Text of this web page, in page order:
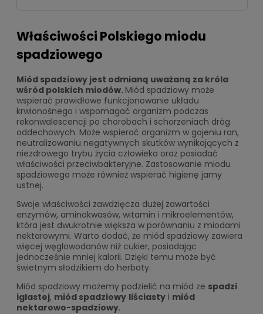
Właściwości Polskiego miodu
spadziowego
Miód spadziowy jest odmianą uważaną za króla
wśród polskich miodów. Miód spadziowy może
wspierać prawidłowe funkcjonowanie układu
krwionośnego i wspomagać organizm podczas
rekonwalescencji po chorobach i schorzeniach dróg
oddechowych. Może wspierać organizm w gojeniu ran,
neutralizowaniu negatywnych skutków wynikających z
niezdrowego trybu życia człowieka oraz posiadać
właściwości przeciwbakteryjne. Zastosowanie miodu
spadziowego może również wspierać higienę jamy
ustnej.
Swoje właściwości zawdzięcza dużej zawartości
enzymów, aminokwasów, witamin i mikroelementów,
która jest dwukrotnie większa w porównaniu z miodami
nektarowymi. Warto dodać, że miód spadziowy zawiera
więcej węglowodanów niż cukier, posiadając
jednocześnie mniej kalorii. Dzięki temu może być
świetnym słodzikiem do herbaty.
Miód spadziowy możemy podzielić na miód ze spadzi
iglastej, miód spadziowy liściasty i miód
nektarowo-spadziowy.